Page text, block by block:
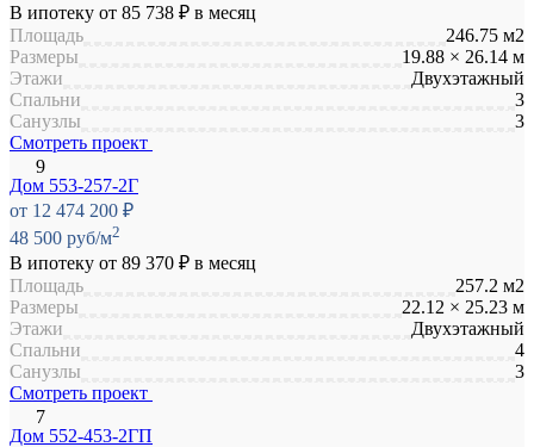
В ипотеку от 85 738 ₽ в месяц
Площадь
246.75 м2
Размеры
19.88 × 26.14 м
Этажи
Двухэтажный
Спальни
3
Санузлы
3
Смотреть проект
Дом 553-257-2Г
от 12 474 200 ₽
48 500 руб/м2
В ипотеку от 89 370 ₽ в месяц
Площадь
257.2 м2
Размеры
22.12 × 25.23 м
Этажи
Двухэтажный
Спальни
4
Санузлы
3
Смотреть проект
Дом 552-453-2ГП